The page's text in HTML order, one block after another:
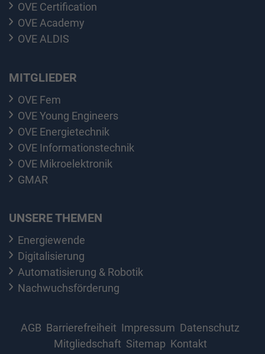
OVE Certification
OVE Academy
OVE ALDIS
MITGLIEDER
OVE Fem
OVE Young Engineers
OVE Energietechnik
OVE Informationstechnik
OVE Mikroelektronik
GMAR
UNSERE THEMEN
Energiewende
Digitalisierung
Automatisierung & Robotik
Nachwuchsförderung
AGB Barrierefreiheit Impressum Datenschutz
Mitgliedschaft Sitemap Kontakt